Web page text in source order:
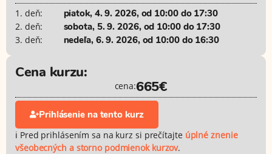
1. deň:
piatok, 4. 9. 2026, od 10:00 do 17:30
2. deň: sobota, 5. 9. 2026, od 10:00 do 17:30
3. deň: nedeľa, 6. 9. 2026, od 10:00 do 16:30
Cena kurzu:
cena:665€
Prihlásenie na tento kurz
ℹ️ Pred prihlásením sa na kurz si prečítajte úplné znenie
všeobecných a storno podmienok kurzov.